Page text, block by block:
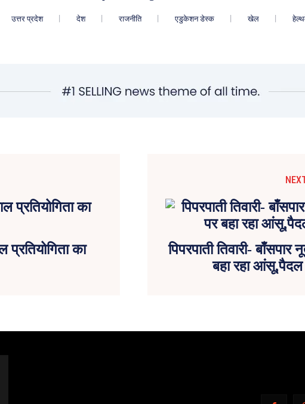
उत्तर प्रदेश देश राजनीति एडुकेशन डेस्क खेल
प्रतियोगिता का
पिपरपाती तिवारी-
बहा रहा आंसू,पैदल